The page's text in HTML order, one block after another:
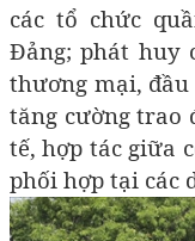
các tổ chức
Đảng; phát huy
thương mại,
tăng cường trao
tế, hợp tác giữa
phối hợp tại các